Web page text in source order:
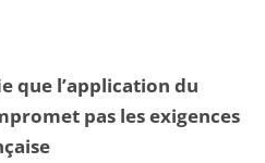
que l’application du
pas les exigences